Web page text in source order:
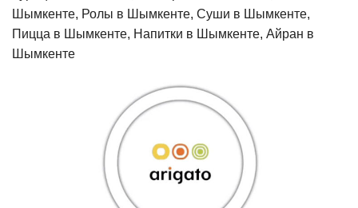
Шымкенте, Ролы в Шымкенте, Суши в Шымкенте,
Пицца в Шымкенте, Напитки в Шымкенте, Айран в
Шымкенте